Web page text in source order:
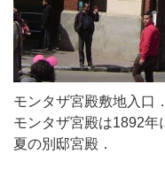
モンタザ宮殿敷地入口
モンタザ宮殿は1892年
夏の別邸宮殿．